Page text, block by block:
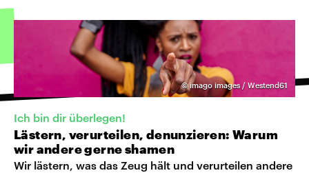
©imago images / Westend61
Ich bin dir überlegen!
Lästern, verurteilen, denunzieren: Warum
wir andere gerne shamen
Wir lästern, was das Zeug hält und verurteilen andere